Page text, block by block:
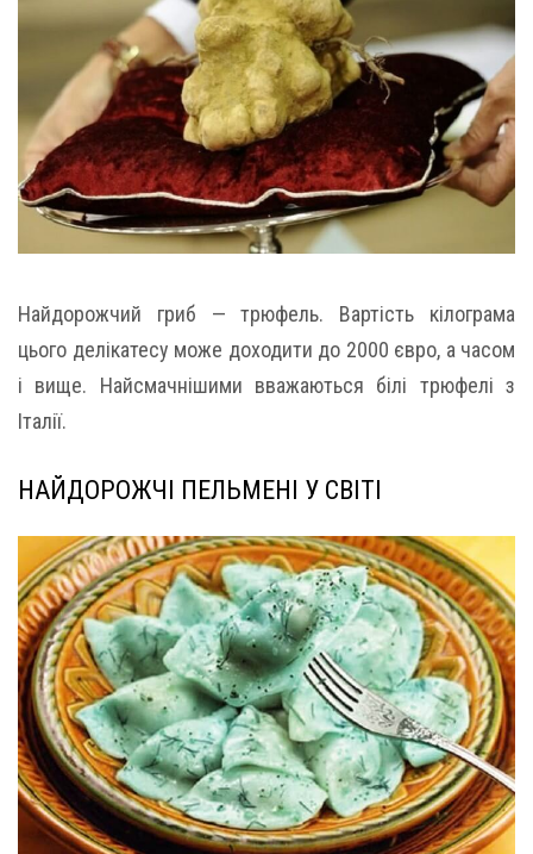
Найдорожчий гриб — трюфель. Вартість кілограма
цього делікатесу може доходити до 2000 євро, а часом
і вище. Найсмачнішими вважаються білі трюфелі з
Італії.
НАЙДОРОЖЧІ ПЕЛЬМЕНІ У СВІТІ